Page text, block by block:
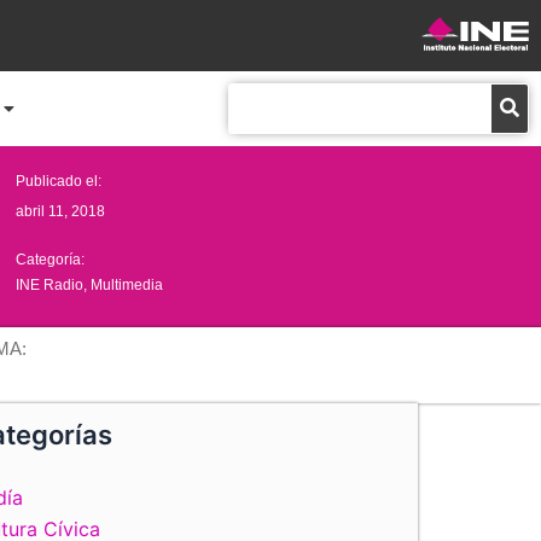
Publicado el:
abril 11, 2018
Categoría:
INE Radio Multimedia
Cívica